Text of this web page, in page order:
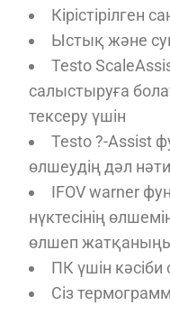
Кірістірілген
Ыстық және
Testo
салыстыруға
тексеру үшін
Testo ?-Assist
өлшеудің дәл
IFOV warner
нүктесінің
өлшеп
ПК үшін
Сіз